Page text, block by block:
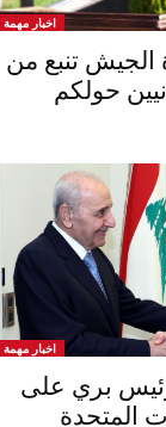
اخبار مهمة
الجيش تنبع من
حولكم
اخبار مهمة
بري على
المتحدة